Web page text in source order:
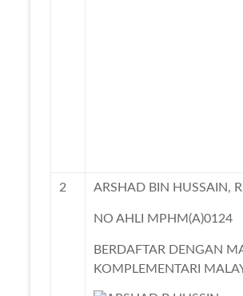
2 ARSHAD BIN HUSSAIN,
NO AHLI MPHM(A)0124
BERDAFTAR DENGAN
KOMPLEMENTARI